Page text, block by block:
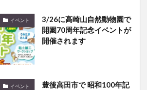
イベント
3/26に高崎山自然動物園で
開園70周年記念イベントが
開催されます
イベント
豊後高田市で 昭和100年記